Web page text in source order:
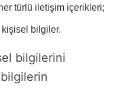
türlü iletişim içerikleri;
bilgiler.
bilgilerini